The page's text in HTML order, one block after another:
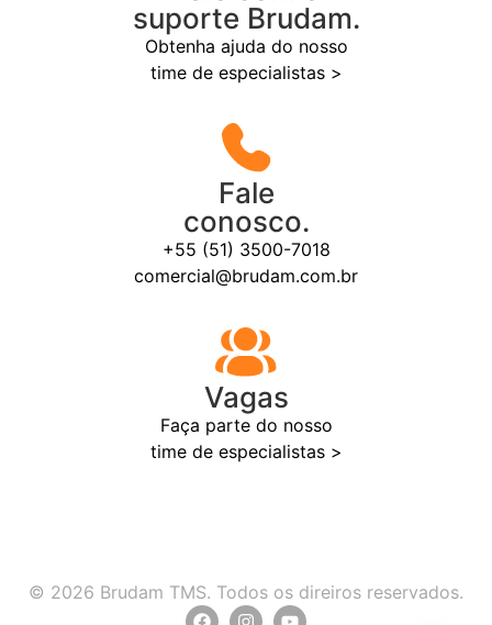
suporte Brudam.
Obtenha ajuda do nosso
time de especialistas >
Fale
conosco.
+55 (51) 3500-7018
comercial@brudam.com.br
Vagas
Faça parte do nosso
time de especialistas >
© 2026 Brudam TMS. Todos os direiros reservados.